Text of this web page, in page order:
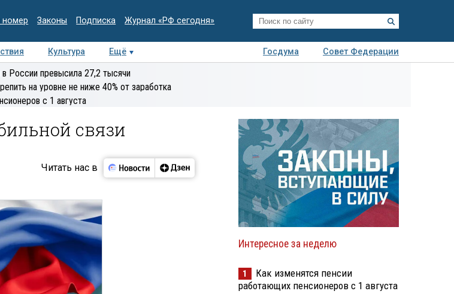
номер Законы Подписка Журнал «РФ сегодня»
Культура Ещё Госдума
Совет Федерации
Интервью Колумнисты
экспертиза
России превысила 27,2 тысячи
на уровне не ниже 40% от заработка
с 1 августа
связи
Читать нас в
Интересное за неделю
1
Как изменятся пенсии
работающих пенсионеров с 1 августа